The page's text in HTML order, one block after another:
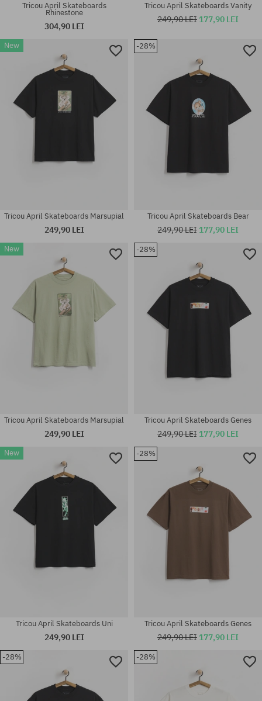
Mărimi existente:
Tricou April Skateboards
Rhinestone
304,90 LEI
Mărimi existente:
Tricou April Skateboards Vanity
249,90 LEI 177,90 LEI
New
Mărimi existente:
M; L; XL
Tricou April Skateboards Marsupial
249,90 LEI
-28%
Mărimi existente:
Tricou April Skateboards Bear
249,90 LEI 177,90 LEI
New
Mărimi existente:
Tricou April Skateboards Marsupial
249,90 LEI
-28%
Mărimi existente:
Tricou April Skateboards Genes
249,90 LEI 177,90 LEI
New
Tricou April Skateboards Uni
249,90 LEI
-28%
Tricou April Skateboards Genes
249,90 LEI 177,90 LEI
-28% -28%